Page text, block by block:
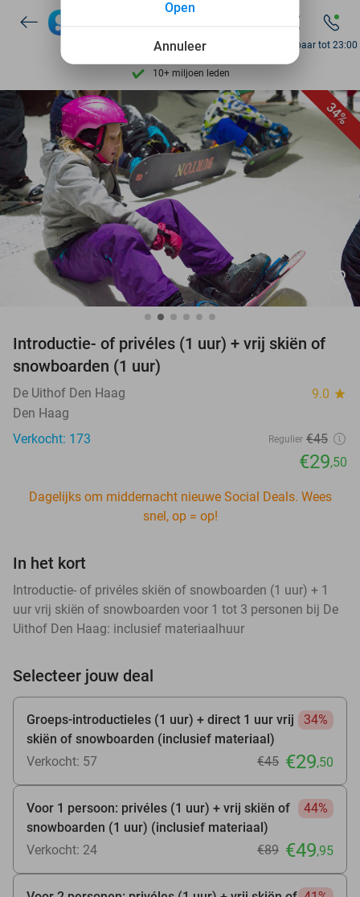
Ontdek 15.000+ deals
7 dagen per week beschikbaar
10+ miljoen leden
9,4 op basis van205.945 reviews
Ontdek 15.000+ deals
7 dagen per week beschikbaar
10+ miljoen leden
Bereikbaar tot 23:00
34%
favorite_border
Introductie- of privéles (1 uur) + vrij skiën of
snowboarden (1 uur)
De Uithof Den Haag 9.0 star
Den Haag
Verkocht: 173
Regulier €45
€29,50
Dagelijks om middernacht nieuwe Social Deals. Wees
snel, op = op!
In het kort
Introductie- of privéles skiën of snowboarden (1 uur) + 1
uur vrij skiën of snowboarden voor 1 tot 3 personen bij De
Uithof Den Haag: inclusief materiaalhuur
Selecteer jouw deal
Groeps-introductieles (1 uur) + direct 1 uur vrij
skiën of snowboarden (inclusief materiaal)
34%
Verkocht: 57 €45 €29,50
Voor 1 persoon: privéles (1 uur) + vrij skiën of
snowboarden (1 uur) (inclusief materiaal)
44%
Verkocht: 24 €89 €49,95
Annuleer
Open